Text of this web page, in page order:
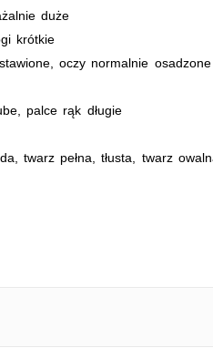
duże
krótkie
oczy normalnie osadzone
palce rąk długie
twarz pełna, tłusta, twarz